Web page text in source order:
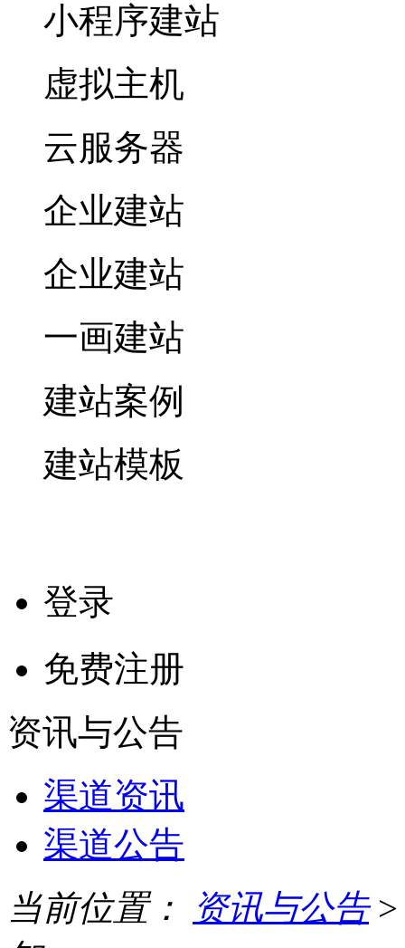
小程序建站
虚拟主机
云服务器
企业建站
企业建站
一画建站
建站案例
建站模板
登录
免费注册
资讯与公告
渠道资讯
渠道公告
当前位置：
资讯与公告